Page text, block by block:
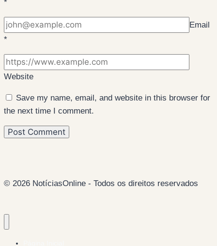
*
Email
*
Website
Save my name, email, and website in this browser for
the next time I comment.
© 2026 NotíciasOnline - Todos os direitos reservados